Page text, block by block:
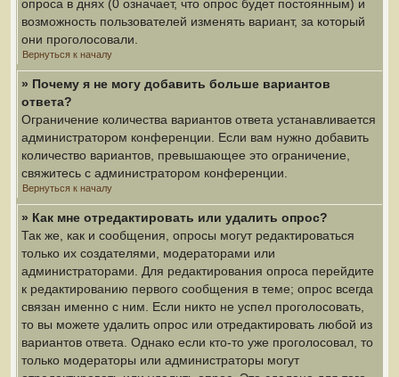
опроса в днях (0 означает, что опрос будет постоянным) и
возможность пользователей изменять вариант, за который
они проголосовали.
Вернуться к началу
» Почему я не могу добавить больше вариантов
ответа?
Ограничение количества вариантов ответа устанавливается
администратором конференции. Если вам нужно добавить
количество вариантов, превышающее это ограничение,
свяжитесь с администратором конференции.
Вернуться к началу
» Как мне отредактировать или удалить опрос?
Так же, как и сообщения, опросы могут редактироваться
только их создателями, модераторами или
администраторами. Для редактирования опроса перейдите
к редактированию первого сообщения в теме; опрос всегда
связан именно с ним. Если никто не успел проголосовать,
то вы можете удалить опрос или отредактировать любой из
вариантов ответа. Однако если кто-то уже проголосовал, то
только модераторы или администраторы могут